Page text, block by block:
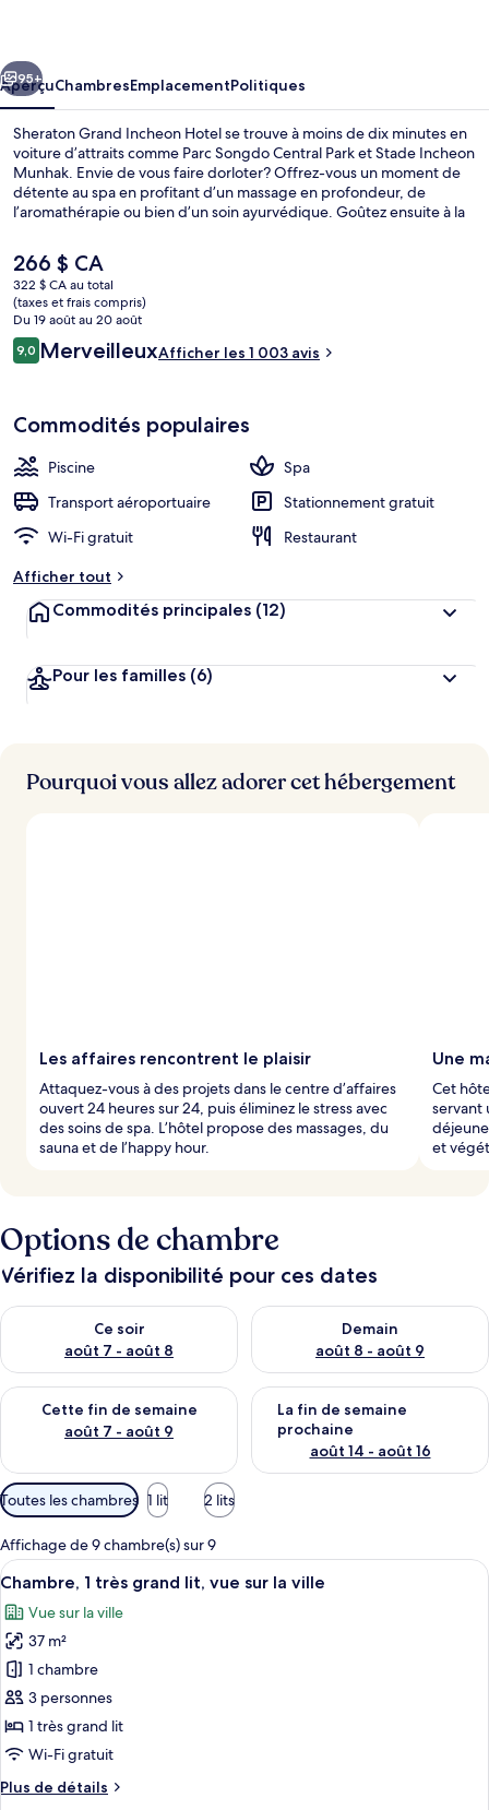
Hotel
Suivant
95+
AperçuChambresEmplacementPolitiques
Sheraton Grand Incheon Hotel se trouve à moins de dix minutes en
voiture d’attraits comme Parc Songdo Central Park et Stade Incheon
Munhak. Envie de vous faire dorloter? Offrez-vous un moment de
détente au spa en profitant d’un massage en profondeur, de
l’aromathérapie ou bien d’un soin ayurvédique. Goûtez ensuite à la
sert le déjeuner, le dîner et le souper. Hôtel de luxe offre également
une piscine intérieure, un centre d’entraînement physique et un
sauna. Les autres voyageurs adorent le personnel serviable. Le
transport en commun se trouve à quelques minutes de marche :
Station University of Incheon se trouve à 9 minutes et Station
Central Park est à 15 minutes.
Le
prix
actuel
est
de 266 $ CA
266 $ CA
322 $ CA au total
(taxes et frais compris)
Du 19 août au 20 août
Avis
9,09,0 sur 10 –
MerveilleuxAfficher les 1 003 avis
Commodités populaires
Piscine
Spa
Transport aéroportuaire
Stationnement gratuit
Wi-Fi gratuit
Restaurant
Afficher tout
Commodités principales (12)
Pour les familles (6)
Pourquoi vous allez adorer cet hébergement
Les affaires rencontrent le plaisir
Attaquez-vous à des projets dans le centre d’affaires
ouvert 24 heures sur 24, puis éliminez le stress avec
des soins de spa. L’hôtel propose des massages, du
sauna et de l’happy hour.
Une
Cet
servant
et
Options de chambre
Vérifiez la disponibilité pour ces dates
Ce soir
août 7 - août 8
Vérifier la disponibilité pour ce soir août 7 - août 8
Demain
août 8 - août 9
Vérifier la disponibilité pour
Cette fin de semaine
août 7 - août 9
Vérifier la disponibilité pour cette fin de semaine août 7 -
La fin de semaine
prochaine
août 14 - août 16
Vérifier la disponibilité pour
Filtres
disponibles
pour
les
chambres
Toutes les chambres 1 lit 2 lits
Affichage de 9 chambre(s) sur 9
Afficher
toutes
les
photos
pour
ce
type
de
chambre :
Chambre,
Une chambre d’hôtel avec un
6
Chambre, 1 très grand lit, vue sur la ville
Vue sur la ville
37 m²
1 chambre
3 personnes
1 très grand lit
Wi-Fi gratuit
Plus de détails
Plus